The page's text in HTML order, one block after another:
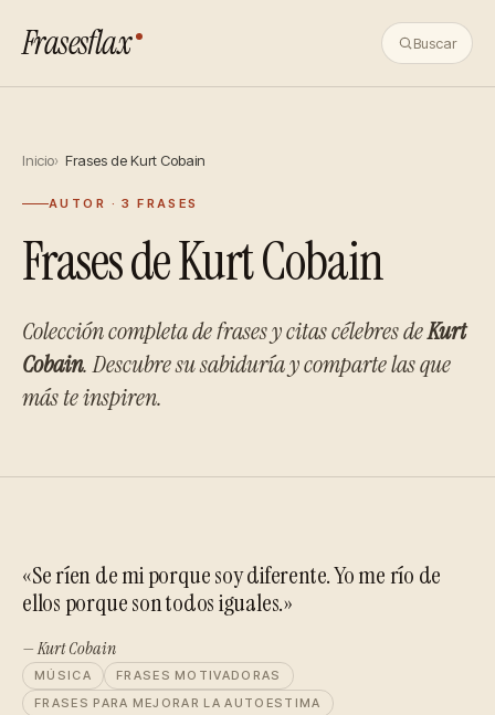
Frasesflax Buscar
Inicio Frases de Kurt Cobain
AUTOR · 3 FRASES
Frases de Kurt Cobain
Colección completa de frases y citas célebres deKurt
Cobain. Descubre su sabiduría y comparte las que
más te inspiren.
«Se ríen de mi porque soy diferente. Yo me río de
ellos porque son todos iguales.»
— Kurt Cobain
MÚSICA
FRASES MOTIVADORAS
FRASES PARA MEJORAR LA AUTOESTIMA